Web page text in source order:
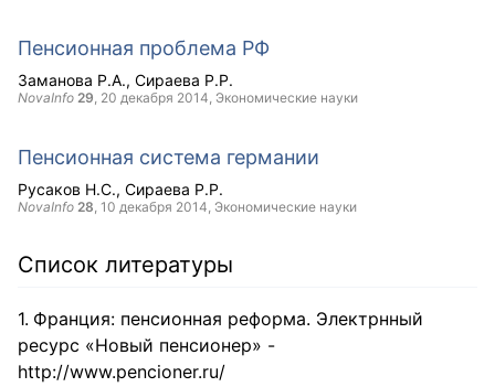
Пенсионная проблема РФ
Заманова Р.А. Сираева Р.Р.
NovaInfo 29, 20 декабря 2014, Экономические науки
Пенсионная система германии
Русаков Н.С. Сираева Р.Р.
NovaInfo 28, 10 декабря 2014, Экономические науки
Список литературы
Франция: пенсионная реформа. Электрнный
ресурс «Новый пенсионер» -
http://www.pencioner.ru/